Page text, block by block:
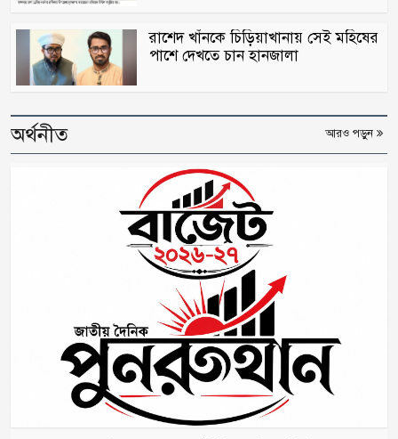
রাশেদ খাঁনকে চিড়িয়াখানায় সেই মহিষের
পাশে দেখতে চান হানজালা
অর্থনীত আরও পড়ুন